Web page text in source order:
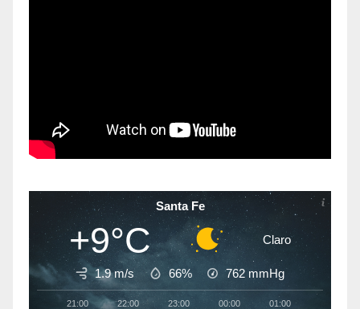
Santa Fe
+9°C Claro
1.9 m/s 66% 762 mmHg
21:00 22:00 23:00 00:00 01:00